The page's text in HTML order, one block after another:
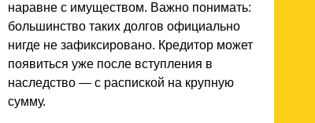
наравне с имуществом. Важно понимать:
большинство таких долгов официально
нигде не зафиксировано. Кредитор может
появиться уже после вступления в
наследство — с распиской на крупную
сумму.